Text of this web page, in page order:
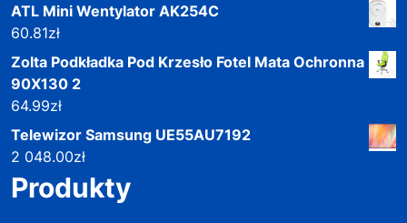
ATL Mini Wentylator AK254C
60.81zł
Zolta Podkładka Pod Krzesło Fotel Mata Ochronna
90X130 2
64.99zł
Telewizor Samsung UE55AU7192
2 048.00zł
Produkty